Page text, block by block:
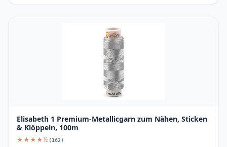
Elisabeth 1 Premium-Metallicgarn zum Nähen, Sticken
& Klöppeln, 100m
★★★★½ (162)